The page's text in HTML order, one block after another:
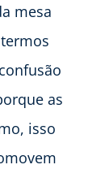
mesa
as
isso